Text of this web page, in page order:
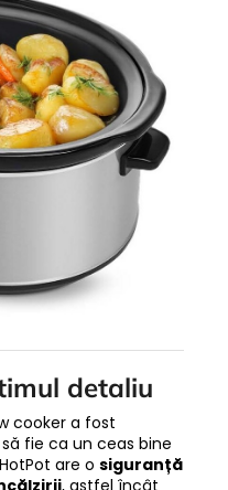
detaliu
cooker a fost
fie ca un ceas bine
are o siguranță